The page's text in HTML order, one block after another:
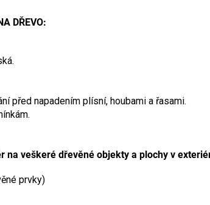
DŘEVO:
před napadením plísní, houbami a řasami.
na veškeré dřevěné objekty a plochy v
prvky)